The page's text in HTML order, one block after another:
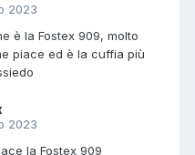
2023
è la Fostex 909, molto
piace ed è la cuffia più
2023
la Fostex 909